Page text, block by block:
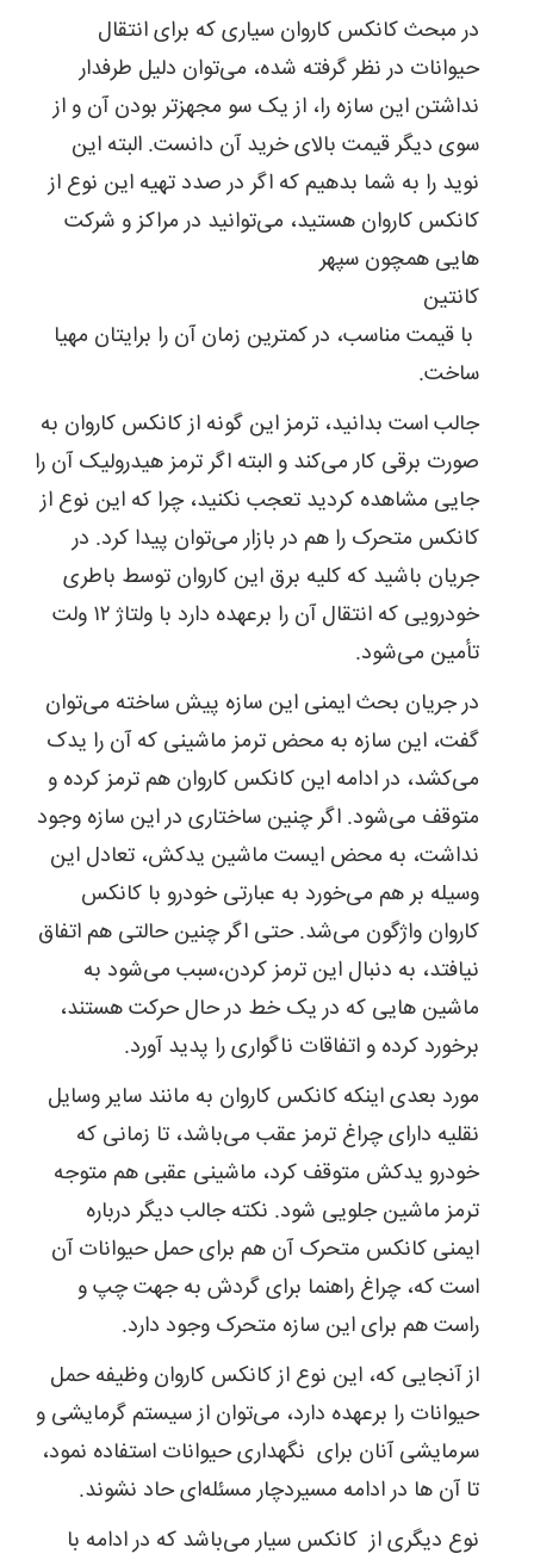
در مبحث کانکس کاروان سیاری که برای انتقال
حیوانات در نظر گرفته شده، می‌توان دلیل طرفدار
نداشتن این سازه را، از یک سو مجهزتر بودن آن و از
سوی دیگر قیمت بالای خرید آن دانست. البته این
نوید را به شما بدهیم که اگر در صدد تهیه این نوع از
کانکس کاروان هستید، می‌توانید در مراکز و شرکت
هایی همچون سپهر
کانتین
با قیمت مناسب، در کمترین زمان آن را برایتان مهیا
ساخت.
جالب است بدانید، ترمز این گونه از کانکس کاروان به
صورت برقی کار می‌کند و البته اگر ترمز هیدرولیک آن را
جایی مشاهده کردید تعجب نکنید، چرا که این نوع از
کانکس متحرک را هم در بازار می‌توان پیدا کرد. در
جریان باشید که کلیه برق این کاروان توسط باطری
خودرویی که انتقال آن را برعهده دارد با ولتاژ ۱۲ ولت
تأمین می‌شود.
در جریان بحث ایمنی این سازه پیش ساخته می‌توان
گفت، این سازه به محض ترمز ماشینی که آن را یدک
می‌کشد، در ادامه این کانکس کاروان هم ترمز کرده و
متوقف می‌شود. اگر چنین ساختاری در این سازه وجود
نداشت، به محض ایست ماشین یدکش، تعادل این
وسیله بر هم می‌خورد به عبارتی خودرو با کانکس
کاروان واژگون می‌شد. حتی اگر چنین حالتی هم اتفاق
نیافتد، به دنبال این ترمز کردن،سبب می‌شود به
ماشین هایی که در یک خط در حال حرکت هستند،
برخورد کرده و اتفاقات ناگواری را پدید آورد.
مورد بعدی اینکه کانکس کاروان به مانند سایر وسایل
نقلیه دارای چراغ ترمز عقب می‌باشد، تا زمانی که
خودرو یدکش متوقف کرد، ماشینی عقبی هم متوجه
ترمز ماشین جلویی شود. نکته جالب دیگر درباره
ایمنی کانکس متحرک آن هم برای حمل حیوانات آن
است که، چراغ راهنما برای گردش به جهت چپ و
راست هم برای این سازه متحرک وجود دارد.
از آنجایی که، این نوع از کانکس کاروان وظیفه حمل
حیوانات را برعهده دارد، می‌توان از سیستم گرمایشی و
سرمایشی آنان برای نگهداری حیوانات استفاده نمود،
تا آن ها در ادامه مسیردچار مسئله‌ای حاد نشوند.
نوع دیگری از کانکس سیار می‎‌باشد که در ادامه با